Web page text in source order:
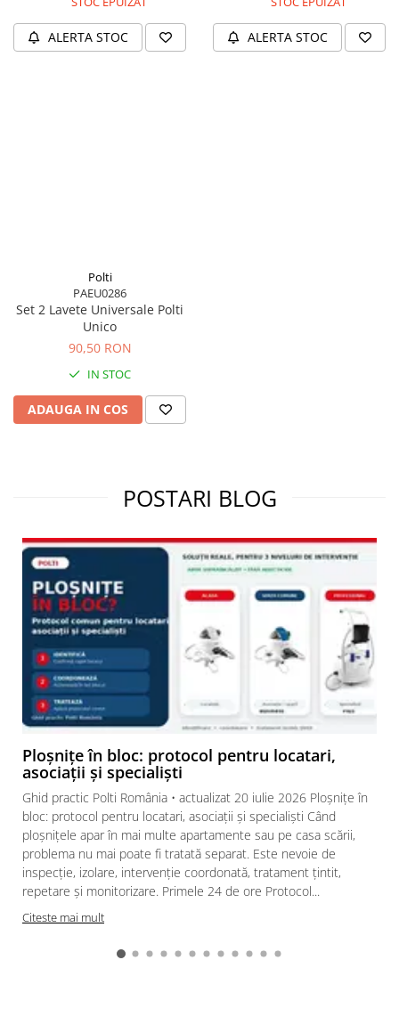
ALERTA STOC ALERTA STOC
Polti
PAEU0286
Set 2 Lavete Universale Polti
Unico
90,50 RON
IN STOC
ADAUGA IN COS
POSTARI BLOG
Ploșnițe în bloc: protocol pentru locatari,
asociații și specialiști
Ghid practic Polti România • actualizat 20 iulie 2026 Ploșnițe în
bloc: protocol pentru locatari, asociații și specialiști Când
ploșnițele apar în mai multe apartamente sau pe casa scării,
problema nu mai poate fi tratată separat. Este nevoie de
inspecție, izolare, intervenție coordonată, tratament țintit,
repetare și monitorizare. Primele 24 de ore Protocol...
Citeste mai mult